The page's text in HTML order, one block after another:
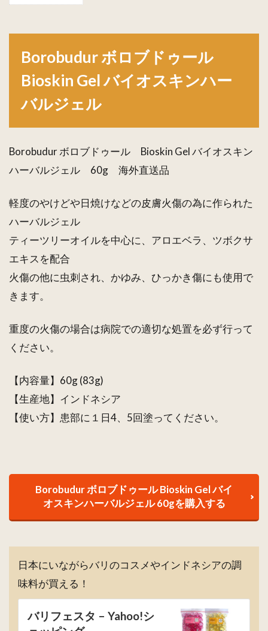
Bioskin Gel
バイオスキ
ンハーバル
Borobudur ボロブドゥール
Bioskin Gel バイオスキンハー
バルジェル
Borobudur ボロブドゥール Bioskin Gel バイオスキン
ハーバルジェル 60g 海外直送品
軽度のやけどや日焼けなどの皮膚火傷の為に作られた
ハーバルジェル
ティーツリーオイルを中心に、アロエベラ、ツボクサ
エキスを配合
火傷の他に虫刺され、かゆみ、ひっかき傷にも使用で
きます。
重度の火傷の場合は病院での適切な処置を必ず行って
ください。
【内容量】60g (83g)
【生産地】インドネシア
【使い方】患部に１日4、5回塗ってください。
Borobudur ボロブドゥール Bioskin Gel バイ
オスキンハーバルジェル 60gを購入する
日本にいながらバリのコスメやインドネシアの調
味料が買える！
バリフェスタ – Yahoo!シ